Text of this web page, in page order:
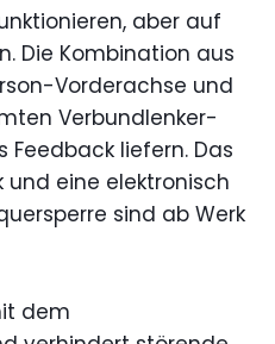
aber auf
Die Kombination aus
Vorderachse und
Verbundlenker-
Feedback liefern. Das
und eine elektronisch
sind ab Werk
dem